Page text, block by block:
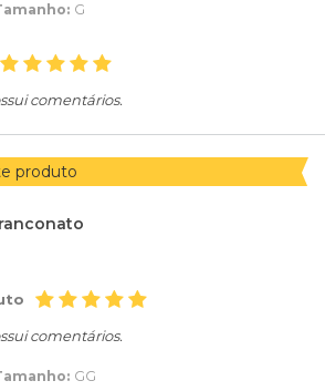
G
comentários.
produto
comentários.
GG